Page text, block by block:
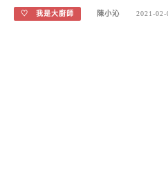
♡ 我是大廚師 陳小沁 2021-02-